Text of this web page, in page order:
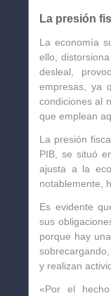
La presión
La economía
ello,
desleal,
empresas, ya
condiciones al
que emplean
La presión
PIB, se situó
ajusta a la
notablemente,
Es evidente
sus
porque hay una
sobrecargando
y realizan
«Por el